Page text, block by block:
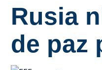
Rusia
de paz